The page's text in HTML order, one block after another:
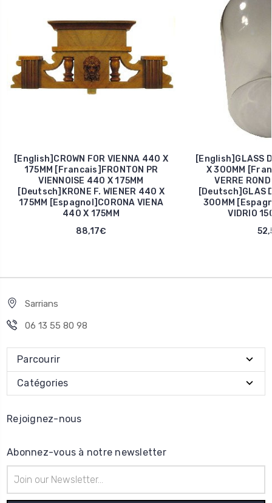
[English]CROWN FOR VIENNA 440 X
175MM [Francais]FRONTON PR
VIENNOISE 440 X 175MM
[Deutsch]KRONE F. WIENER 440 X
175MM [Espagnol]CORONA VIENA
440 X 175MM
88,17€
[English]GLASS
X 300MM
VERRE
[Deutsch]GLAS
300MM
VIDRIO
Sarrians
06 13 55 80 98
Parcourir
Catégories
Rejoignez-nous
Abonnez-vous à notre newsletter
e-
mail